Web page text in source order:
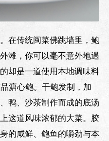
在传统闽菜佛跳墙里，鲍
滩，你可以毫不意外地遇
却是一道使用本地调味料
溏心鲍。干鲍发制，加
鸭、沙茶制作而成的底汤
这道风味浓郁的大菜。胶
的咸鲜、鲍鱼的嚼劲与本